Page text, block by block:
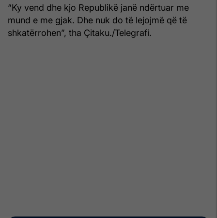
“Ky vend dhe kjo Republikë janë ndërtuar me
mund e me gjak. Dhe nuk do të lejojmë që të
shkatërrohen”, tha Çitaku./Telegrafi.